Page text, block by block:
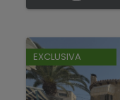
EXCLUSIVA